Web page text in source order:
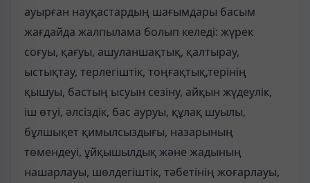
ауырған науқастардың шағымдары басым
жағдайда жалпылама болып келеді: жүрек
соғуы, қағуы, ашуланшақтық, қалтырау,
ыстықтау, терлегіштік, тоңғақтық,терінің
қышуы, бастың ысуын сезіну, айқын жүдеулік,
іш өтуі, әлсіздік, бас ауруы, құлақ шуылы,
бұлшықет қимылсыздығы, назарының
төмендеуі, ұйқышылдық және жадының
нашарлауы, шөлдегіштік, тәбетінің жоғарлауы,